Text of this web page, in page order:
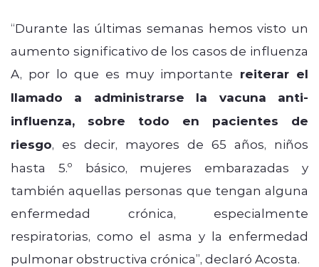
“Durante las últimas semanas hemos visto un
aumento significativo de los casos de influenza
A, por lo que es muy importante reiterar el
llamado a administrarse la vacuna anti-
influenza, sobre todo en pacientes de
riesgo, es decir, mayores de 65 años, niños
hasta 5.º básico, mujeres embarazadas y
también aquellas personas que tengan alguna
enfermedad crónica, especialmente
respiratorias, como el asma y la enfermedad
pulmonar obstructiva crónica”, declaró Acosta.